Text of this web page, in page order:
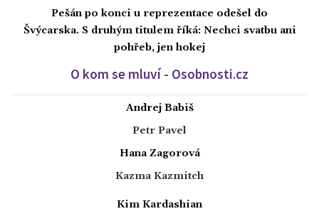
Pešán po konci u reprezentace odešel do
Švýcarska. S druhým titulem říká: Nechci svatbu ani
pohřeb, jen hokej
O kom se mluví - Osobnosti.cz
Andrej Babiš
Petr Pavel
Hana Zagorová
Kazma Kazmitch
Kim Kardashian